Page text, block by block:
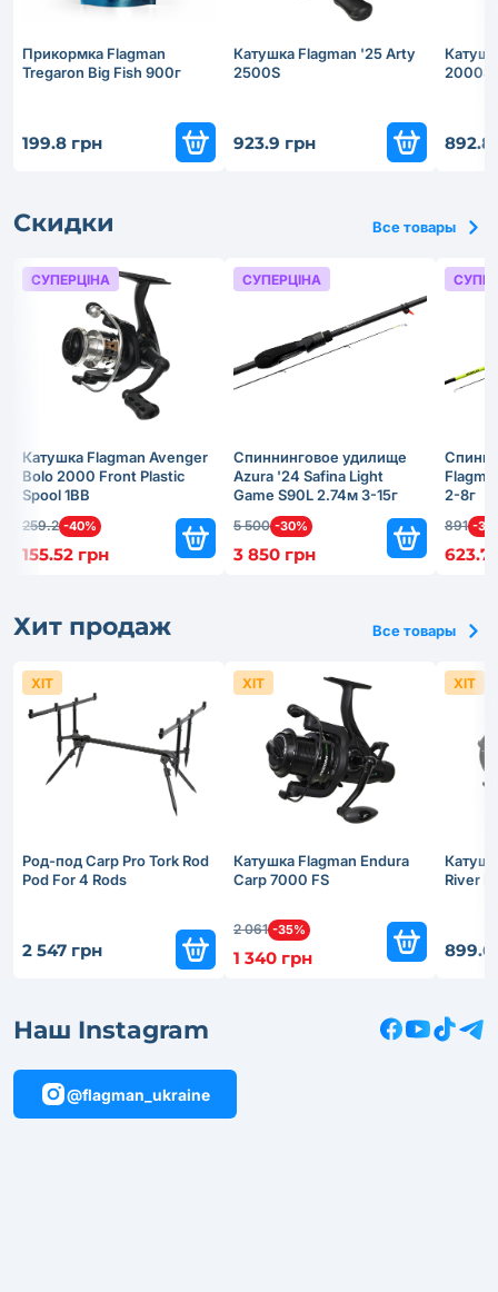
Прикормка Flagman
Tregaron Big Fish 900г
199.8 грн
Катушка Flagman '25 Arty
2500S
923.9 грн
2000S
892.8
Скидки Все товары
Катушка Flagman Avenger
Bolo 2000 Front Plastic
Spool 1BB
259.2 -40%
155.52 грн
СУПЕРЦІНА
Спиннинговое удилище
Azura '24 Safina Light
Game S90L 2.74м 3-15г
5 500 -30%
3 850 грн
СУПЕРЦІНА
2-8г
891 -
623.7
Хит продаж Все товары
Род-под Carp Pro Tork Rod
Pod For 4 Rods
2 547 грн
ХІТ
Катушка Flagman Endura
Carp 7000 FS
2 061 -35%
1 340 грн
ХІТ
River
899.6
ХІТ
Наш Instagram
@flagman_ukraine